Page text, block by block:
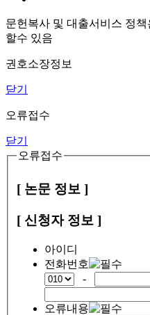
문헌복사 및 대출서비스 정
할수 있음
권호소장정보
닫기
오류접수
닫기
오류접수
[ 논문 정보 ]
[ 신청자 정보 ]
아이디
전화번호
-
오류내용